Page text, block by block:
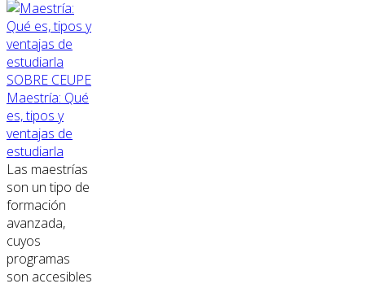
SOBRE CEUPE
Maestría: Qué
es, tipos y
ventajas de
estudiarla
Las maestrías
son un tipo de
formación
avanzada,
cuyos
programas
son accesibles